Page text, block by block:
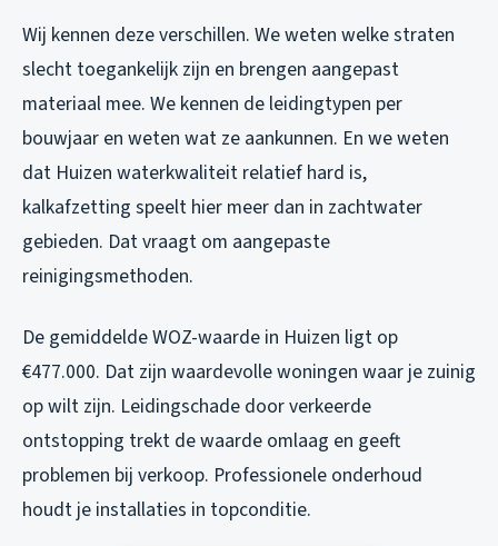
Wij kennen deze verschillen. We weten welke straten
slecht toegankelijk zijn en brengen aangepast
materiaal mee. We kennen de leidingtypen per
bouwjaar en weten wat ze aankunnen. En we weten
dat Huizen waterkwaliteit relatief hard is,
kalkafzetting speelt hier meer dan in zachtwater
gebieden. Dat vraagt om aangepaste
reinigingsmethoden.
De gemiddelde WOZ-waarde in Huizen ligt op
€477.000. Dat zijn waardevolle woningen waar je zuinig
op wilt zijn. Leidingschade door verkeerde
ontstopping trekt de waarde omlaag en geeft
problemen bij verkoop. Professionele onderhoud
houdt je installaties in topconditie.